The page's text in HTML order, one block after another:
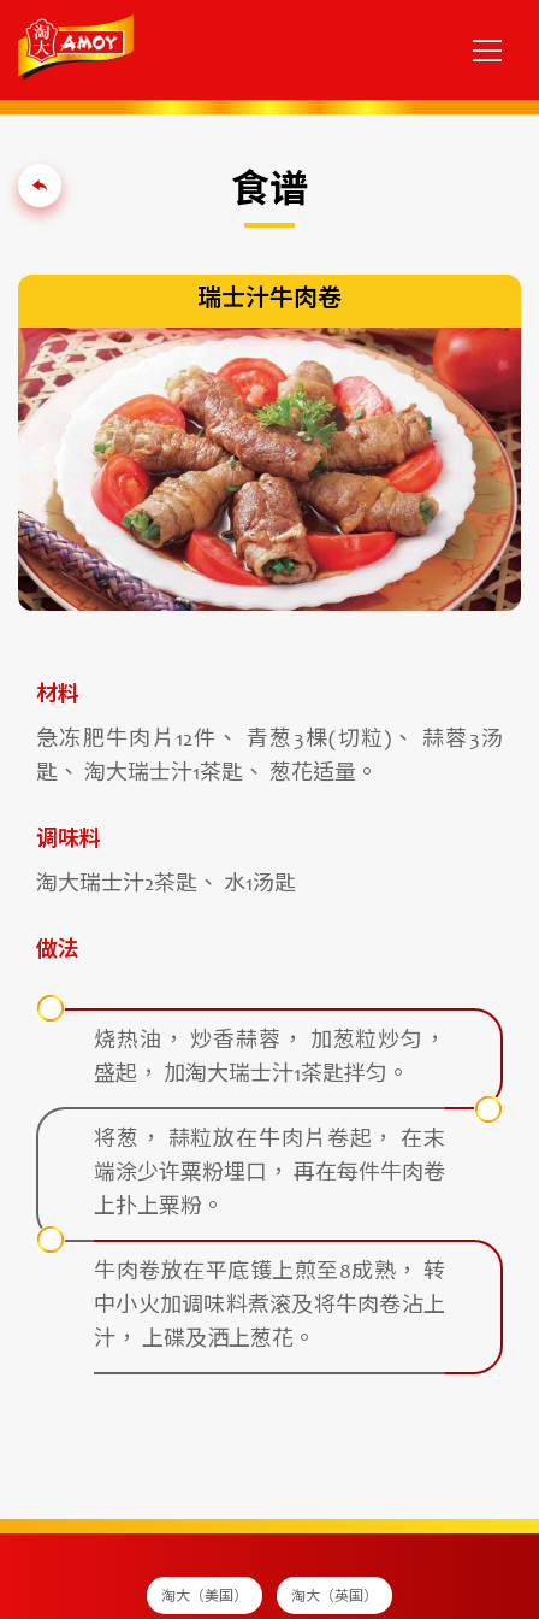
食谱
瑞士汁牛肉卷
材料
急冻肥牛肉片12件、 青葱3棵(切粒)、 蒜蓉3汤
匙、 淘大瑞士汁1茶匙、 葱花适量。
调味料
淘大瑞士汁2茶匙、 水1汤匙
做法
烧热油， 炒香蒜蓉， 加葱粒炒匀，
盛起， 加淘大瑞士汁1茶匙拌匀。
将葱， 蒜粒放在牛肉片卷起， 在末
端涂少许粟粉埋口， 再在每件牛肉卷
上扑上粟粉。
牛肉卷放在平底镬上煎至8成熟， 转
中小火加调味料煮滚及将牛肉卷沾上
汁， 上碟及洒上葱花。
淘大（美国） 淘大（英国）